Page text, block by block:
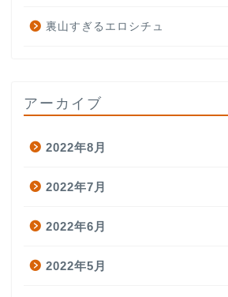
裏山すぎるエロシチュ
アーカイブ
2022年8月
2022年7月
2022年6月
2022年5月